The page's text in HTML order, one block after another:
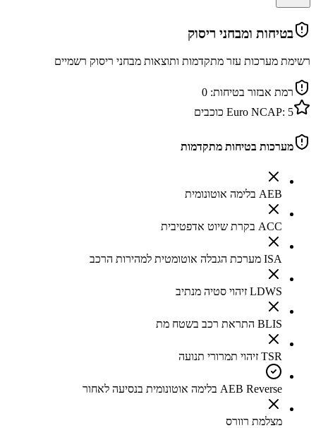
בטיחות ומבחני ריסוק
רשימת מערכות עזר מתקדמות ותוצאות מבחני ריסוק רשמיים
רמת אבזור בטיחות: 0
Euro NCAP: 5 כוכבים
מערכות בטיחות מתקדמות
AEB בלימה אוטונומית
ACC בקרת שיוט אדפטיבית
ISA מערכת הגבלה אוטומטית למהירות הרכב
LDWS זיהוי סטיה מנתיב
BLIS התראת רכב בשטח מת
TSR זיהוי תמרורי תנועה
AEB Reverse בלימה אוטונומית בנסיעה לאחור
מצלמת רוורס